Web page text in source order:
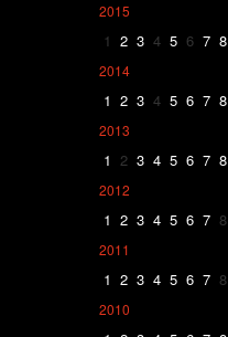
2015
1 2 3 4 5 6 7 8
2014
1 2 3 4 5 6 7 8
2013
1 2 3 4 5 6 7 8
2012
1 2 3 4 5 6 7 8
2011
1 2 3 4 5 6 7 8
2010